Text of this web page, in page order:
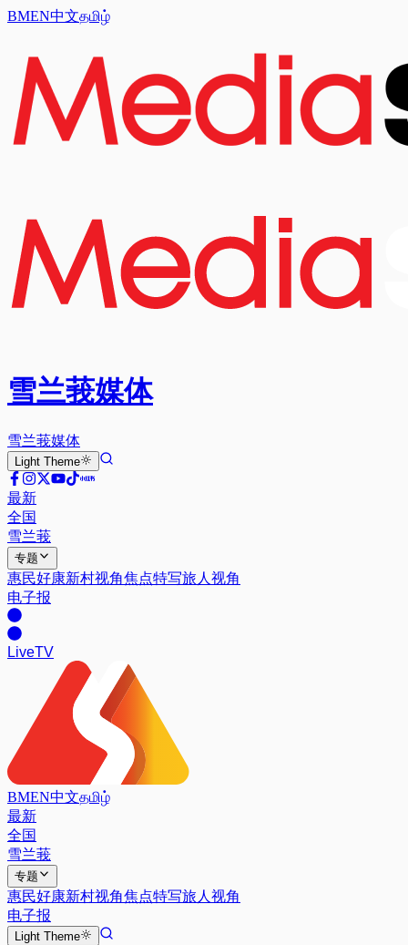
BMEN中文தமிழ்
雪兰莪媒体
雪兰莪媒体
Light Theme
最新
全国
雪兰莪
专题
惠民好康新村视角焦点特写旅人视角
电子报
LiveTV
BMEN中文தமிழ்
最新
全国
雪兰莪
专题
惠民好康新村视角焦点特写旅人视角
电子报
Light Theme